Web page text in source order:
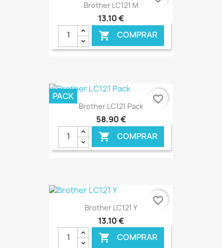
Brother LC121 M
13,10 €
 COMPRAR
€ ONLINE
Brother LC121 Pack
58,90 €
 COMPRAR
€ ONLINE
PACK favorite_border
Brother LC121 Y
13,10 €
 COMPRAR
favorite_border